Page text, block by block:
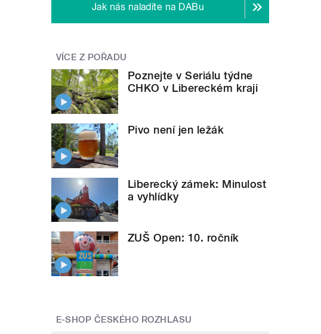
Jak nás naladíte na DABu
VÍCE Z POŘADU
Poznejte v Seriálu týdne
CHKO v Libereckém kraji
Pivo není jen ležák
Liberecký zámek: Minulost
a vyhlídky
ZUŠ Open: 10. ročník
E-SHOP ČESKÉHO ROZHLASU